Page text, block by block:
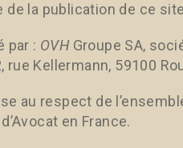
la publication de ce
par : OVHGroupe SA,
Kellermann, 59100
au respect de
en France.